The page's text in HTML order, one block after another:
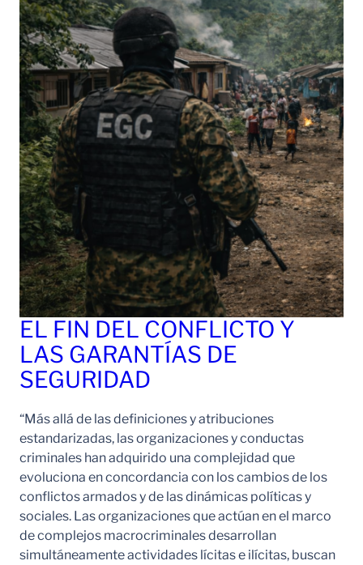
EL FIN DEL CONFLICTO Y
LAS GARANTÍAS DE
SEGURIDAD
“Más allá de las definiciones y atribuciones
estandarizadas, las organizaciones y conductas
criminales han adquirido una complejidad que
evoluciona en concordancia con los cambios de los
conflictos armados y de las dinámicas políticas y
sociales. Las organizaciones que actúan en el marco
de complejos macrocriminales desarrollan
simultáneamente actividades lícitas e ilícitas, buscan